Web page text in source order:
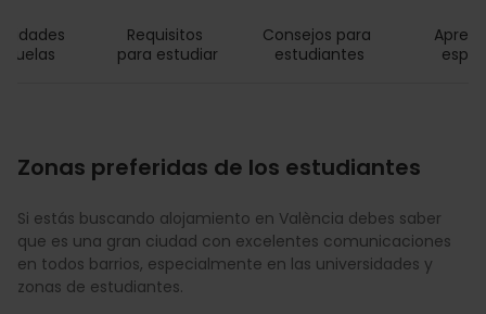
Requisitos
para estudiar
Consejos para
estudiantes
Zonas preferidas de los estudiantes
Si estás buscando alojamiento en València debes saber
que es una gran ciudad con excelentes comunicaciones
en todos barrios, especialmente en las universidades y
zonas de estudiantes.